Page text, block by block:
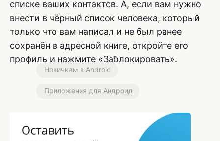
списке ваших контактов. А, если вам нужно
внести в чёрный список человека, который
только что вам написал и не был ранее
сохранён в адресной книге, откройте его
профиль и нажмите «Заблокировать».
Новичкам в Android
Приложения для Андроид